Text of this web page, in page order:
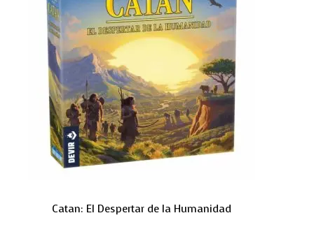
Catan: El Despertar de la Humanidad